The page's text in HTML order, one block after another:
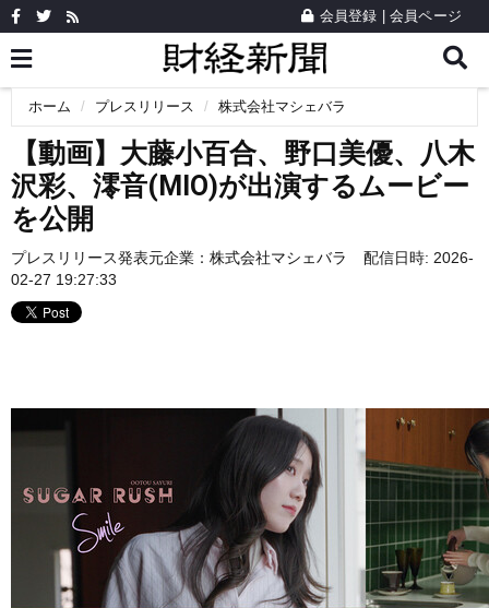
会員登録 会員ページ
ホーム プレスリリース 株式会社マシェバラ
【動画】大藤小百合、野口美優、八木
沢彩、澪音(MIO)が出演するムービー
を公開
プレスリリース発表元企業： 株式会社マシェバラ
配信日時: 2026-
02-27 19:27:33